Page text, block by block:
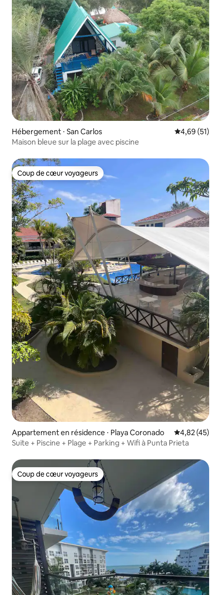
Hébergement ⋅ San Carlos Évaluation
4,69 (51)
Maison bleue sur la plage avec piscine
Coup de cœur voyageurs
Coup de cœur voyageurs
Appartement en résidence ⋅ Playa Coronado Évaluation
4,82 (45)
Suite + Piscine + Plage + Parking + Wifi à Punta Prieta
Coup de cœur voyageurs
Coup de cœur voyageurs